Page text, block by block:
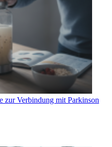
zur Verbindung mit Parkinson